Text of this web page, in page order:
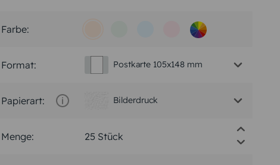
Farbe:
Format: Postkarte 105x148 mm
Papierart: Bilderdruck
Menge: